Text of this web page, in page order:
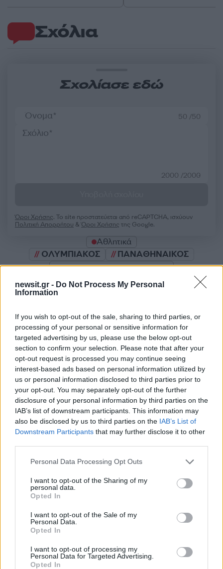
newsit.gr - Do Not Process My Personal
Information
If you wish to opt-out of the sale, sharing to third parties, or
processing of your personal or sensitive information for
targeted advertising by us, please use the below opt-out
section to confirm your selection. Please note that after your
opt-out request is processed you may continue seeing
interest-based ads based on personal information utilized by
us or personal information disclosed to third parties prior to
your opt-out. You may separately opt-out of the further
disclosure of your personal information by third parties on the
IAB’s list of downstream participants. This information may
also be disclosed by us to third parties on the IAB’s List of
Downstream Participants that may further disclose it to other
Please note that this website/app uses one or more Google
not limited to your visit or usage behaviour. You may click to
grant or deny consent to Google and its third-party tags to
use your data for below specified purposes in below Google
consent section.
Personal Data Processing Opt Outs
I want to opt-out of the Sharing of my
personal data.
Opted In
I want to opt-out of the Sale of my
Personal Data.
Opted In
I want to opt-out of processing my
Personal Data for Targeted Advertising.
Opted In
Σχόλια
Σχολίασε εδώ
50 /50
2000 /2000
Όροι Χρήσης. Το site προστατεύεται από reCAPTCHA, ισχύουν
Πολιτική Απορρήτου &Όροι Χρήσης της Google.
Αθλητικά
ΟΛΥΜΠΙΑΚΟΣ
ΠΑΝΑΘΗΝΑΙΚΟΣ
τελευταία νέατης ημέρας
Πιο δημοφιλή
1 Έφυγαν οι συνεργάτες, μένει η Μαρία
Καρυστιανού - Η επόμενη μέρα για την
«Ελπίδα για τη Δημοκρατία»
2Σαμοθράκη: «Μαμά νόμιζες ότι δε θα σε
ξαναδώ;» – Τα πρώτα λόγια του 22χρονου
«Ανησυχώ μήπως ξεχνάει πόσο πολύ τον
χρειαζόμαστε»
Η βαθμολογία της UEFA μετά την ισοπαλία
του Παναθηναϊκού με την ΤΣΣΚΑ 1948
Συγκίνηση στο τελευταίο αντίο στον Λάκη
Χαλκιά: Με την «Φάμπρικα», λαούτο και
κλαρίνα αποχαιρέτησαν την εμβληματική
φωνή της μεταπολίτευσης